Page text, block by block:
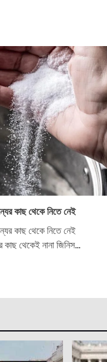
কাছ থেকে নিতে নেই
কাছ থেকে নিতে নেই
থেকেই নানা জিনিস...